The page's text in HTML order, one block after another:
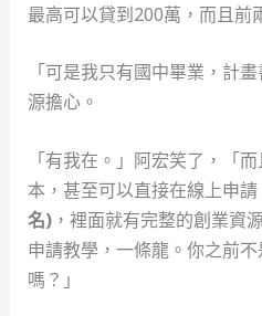
最高可以貸到200萬，而且前
「可是我只有國中畢業，計
源擔心。
「有我在。」阿宏笑了，「
本，甚至可以直接在線上申
名)，裡面就有完整的創業資
申請教學，一條龍。你之前
嗎？」